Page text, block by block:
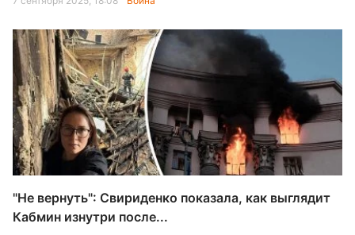
"Не вернуть": Свириденко показала, как выглядит
Кабмин изнутри после...